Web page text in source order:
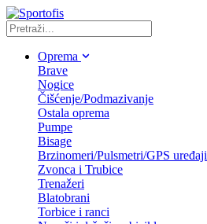
Oprema
Brave
Nogice
Čišćenje/Podmazivanje
Ostala oprema
Pumpe
Bisage
Brzinomeri/Pulsmetri/GPS uređaji
Zvonca i Trubice
Trenažeri
Blatobrani
Torbice i ranci